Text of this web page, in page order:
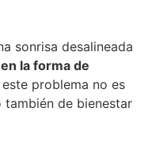
sonrisa desalineada
la forma de
problema no es
también de bienestar